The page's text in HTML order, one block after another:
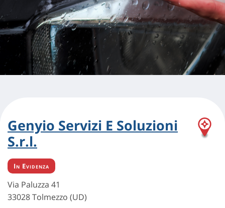
Genyio Servizi E Soluzioni
S.r.l.
In Evidenza
Via Paluzza 41
33028 Tolmezzo (UD)